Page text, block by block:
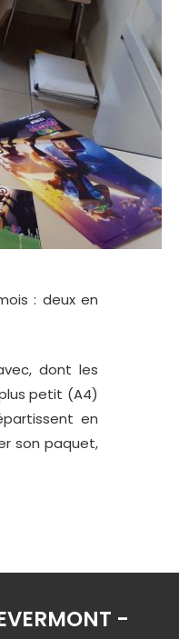
: deux en
dont les
petit (A4)
en
son paquet,
-